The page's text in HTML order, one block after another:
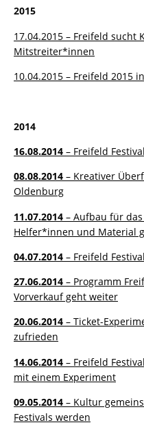
2015
17.04.2015 – Freifeld
Mitstreiter*innen
10.04.2015 – Freifeld 2015
2014
16.08.2014 – Freifeld
08.08.2014 – Kreativer
Oldenburg
11.07.2014 – Aufbau für
Helfer*innen und Material
04.07.2014 – Freifeld
27.06.2014 – Programm
Vorverkauf geht weiter
20.06.2014 – Ticket-
zufrieden
14.06.2014 – Freifeld
mit einem Experiment
09.05.2014 – Kultur
Festivals werden